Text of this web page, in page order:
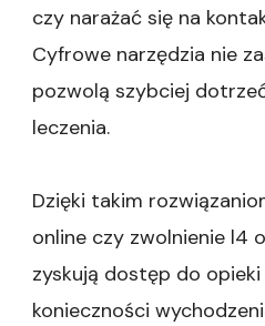
czy narażać się na
Cyfrowe narzędzia nie
pozwolą szybciej
leczenia.
Dzięki takim
online czy zwolnienie l4
zyskują dostęp do
konieczności